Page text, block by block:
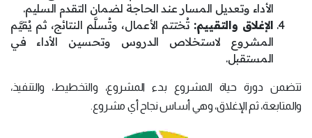
الأداء وتعديل المسار عند الحاجة لضمان التقدم السليم.
الإغلاق والتقييم: تُختتم الأعمال، وتُسلَّم النتائج، ثم يُقيَّم
المشروع لاستخلاص الدروس وتحسين الأداء في
المستقبل.
تتضمن دورة حياة المشروع بدء المشروع، والتخطيط، والتنفيذ،
والمتابعة، ثم الإغلاق، وهي أساس نجاح أي مشروع.